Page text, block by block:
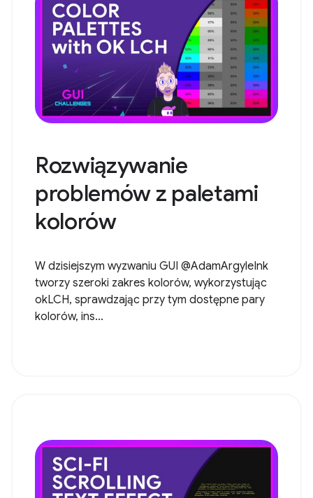
Rozwiązywanie
problemów z paletami
kolorów
W dzisiejszym wyzwaniu GUI @AdamArgyleInk
tworzy szeroki zakres kolorów, wykorzystując
okLCH, sprawdzając przy tym dostępne pary
kolorów, ins...